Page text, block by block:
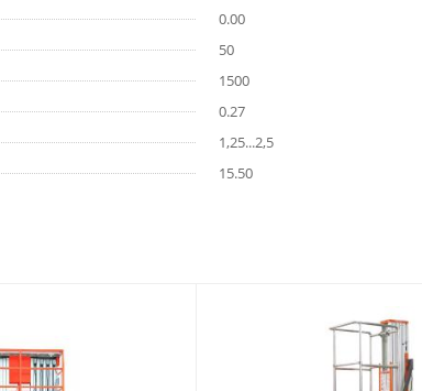
0.00
50
1500
0.27
1,25...2,5
15.50